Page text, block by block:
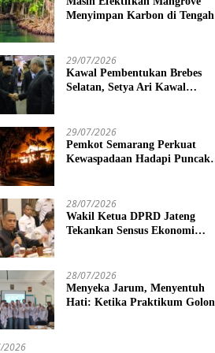
Menyimpan Karbon di Tengah
29/07/2026
Kawal Pembentukan Brebes
Selatan, Setya Ari Kawal
29/07/2026
Pemkot Semarang Perkuat
Kewaspadaan Hadapi Puncak
28/07/2026
Wakil Ketua DPRD Jateng
Tekankan Sensus Ekonomi
28/07/2026
Menyeka Jarum, Menyentuh
Hati: Ketika Praktikum Golongan
2026